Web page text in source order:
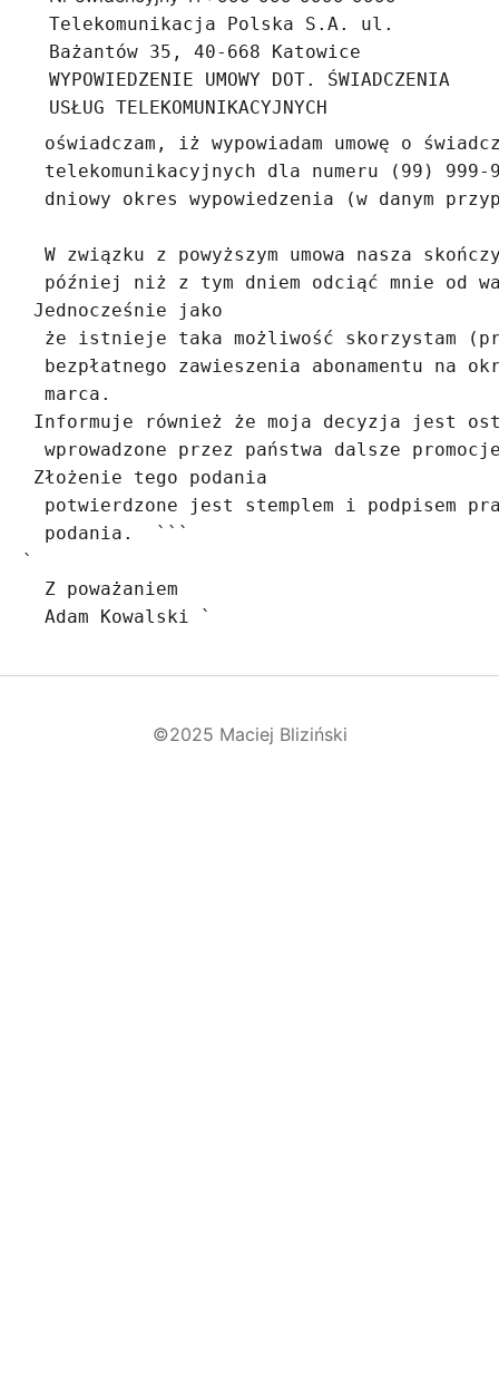
Telekomunikacja Polska S.A. ul.
Bażantów 35, 40-668 Katowice
WYPOWIEDZENIE UMOWY DOT. ŚWIADCZENIA
USŁUG TELEKOMUNIKACYJNYCH
oświadczam, iż wypowiadam umowę o
telekomunikacyjnych dla numeru (99)
dniowy okres wypowiedzenia (w danym
W związku z powyższym umowa nasza
później niż z tym dniem odciąć mnie
Jednocześnie jako
że istnieje taka możliwość skorzystam
bezpłatnego zawieszenia abonamentu na
  marca.
Informuje również że moja decyzja jest
wprowadzone przez państwa dalsze
Złożenie tego podania
potwierdzone jest stemplem i podpisem
  podania.  ```
`
  Z poważaniem
©2025 Maciej Bliziński